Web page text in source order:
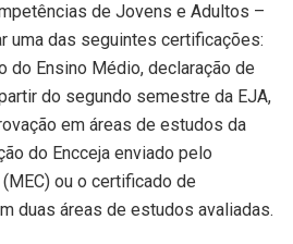
de Jovens e Adultos –
uma das seguintes certificações:
do Ensino Médio, declaração de
do segundo semestre da EJA,
em áreas de estudos da
do Encceja enviado pelo
ou o certificado de
duas áreas de estudos avaliadas.